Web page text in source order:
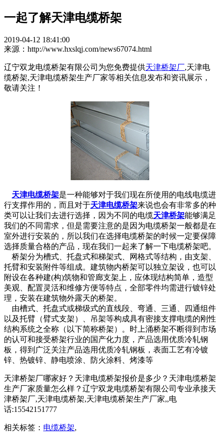
一起了解天津电缆桥架
2019-04-12 18:41:00
来源：http://www.hxslqj.com/news67074.html
辽宁双龙电缆桥架有限公司为您免费提供天津桥架厂,天津电
缆桥架,天津电缆桥架生产厂家等相关信息发布和资讯展示，
敬请关注！
天津电缆桥架是一种能够对于我们现在所使用的电线电缆进
行支撑作用的，而且对于天津电缆桥架来说也会有非常多的种
类可以让我们去进行选择，因为不同的电缆天津桥架能够满足
我们的不同需求，但是需要注意的是因为电缆桥架一般都是在
室外进行安装的，所以我们在选择电缆桥架的时候一定要保障
选择质量合格的产品，现在我们一起来了解一下电缆桥架吧。
桥架分为槽式、托盘式和梯架式、网格式等结构，由支架、
托臂和安装附件等组成。建筑物内桥架可以独立架设，也可以
附设在各种建(构)筑物和管廊支架上，应体现结构简单，造型
美观、配置灵活和维修方便等特点，全部零件均需进行镀锌处
理，安装在建筑物外露天的桥架。
由槽式、托盘式或梯级式的直线段、弯通、三通、四通组件
以及托臂（臂式支架）、吊架等构成具有密接支撑电缆的刚性
结构系统之全称（以下简称桥架）。时上涌桥架不断得到市场
的认可和接受桥架行业的国产化力度，产品选用优质冷轧钢
板，得到广泛关注产品选用优质冷轧钢板，表面工艺有冷镀
锌、热镀锌、静电喷涂、防火涂料、烤漆等
天津桥架厂哪家好？天津电缆桥架报价是多少？天津电缆桥架
生产厂家质量怎么样？辽宁双龙电缆桥架有限公司专业承接天
津桥架厂,天津电缆桥架,天津电缆桥架生产厂家,,电
话:15542151777
相关标签： 电缆桥架,